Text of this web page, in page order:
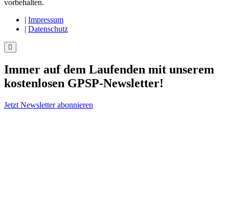
vorbehalten.
| Impressum
| Datenschutz
Immer auf dem Laufenden mit unserem
kostenlosen GPSP-Newsletter!
Jetzt Newsletter abonnieren